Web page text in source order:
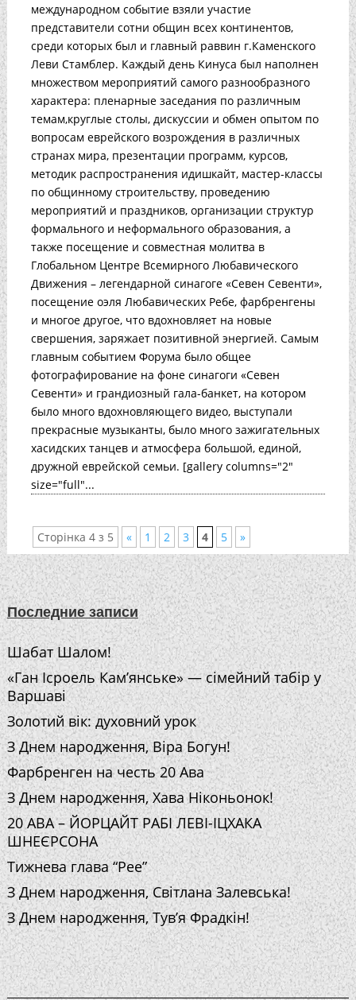
международном событие взяли участие
представители сотни общин всех континентов,
среди которых был и главный раввин г.Каменского
Леви Стамблер. Каждый день Кинуса был наполнен
множеством мероприятий самого разнообразного
характера: пленарные заседания по различным
темам,круглые столы, дискуссии и обмен опытом по
вопросам еврейского возрождения в различных
странах мира, презентации программ, курсов,
методик распространения идишкайт, мастер-классы
по общинному строительству, проведению
мероприятий и праздников, организации структур
формального и неформального образования, а
также посещение и совместная молитва в
Глобальном Центре Всемирного Любавического
Движения – легендарной синагоге «Севен Севенти»,
посещение оэля Любавических Ребе, фарбренгены
и многое другое, что вдохновляет на новые
свершения, заряжает позитивной энергией. Самым
главным событием Форума было общее
фотографирование на фоне синагоги «Севен
Севенти» и грандиозный гала-банкет, на котором
было много вдохновляющего видео, выступали
прекрасные музыканты, было много зажигательных
хасидских танцев и атмосфера большой, единой,
дружной еврейской семьи. [gallery columns="2"
size="full"...
Сторінка 4 з 5 « 1 2 3 4 5 »
Последние записи
Шабат Шалом!
«Ган Ісроель Кам’янське» — сімейний табір у
Варшаві
Золотий вік: духовний урок
З Днем народження, Віра Богун!
Фарбренген на честь 20 Ава
З Днем народження, Хава Ніконьонок!
20 АВА – ЙОРЦАЙТ РАБІ ЛЕВІ-ІЦХАКА
ШНЕЄРСОНА
Тижнева глава “Рее”
З Днем народження, Світлана Залевська!
З Днем народження, Тув’я Фрадкін!